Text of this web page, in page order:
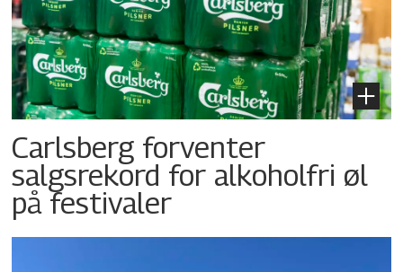
Carlsberg forventer
salgsrekord for alkoholfri øl
på festivaler